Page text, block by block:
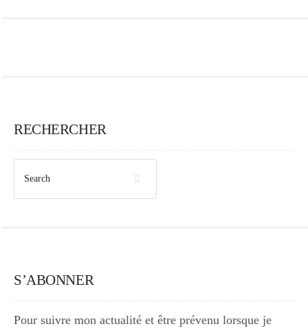
RECHERCHER
S’ABONNER
Pour suivre mon actualité et être prévenu lorsque je